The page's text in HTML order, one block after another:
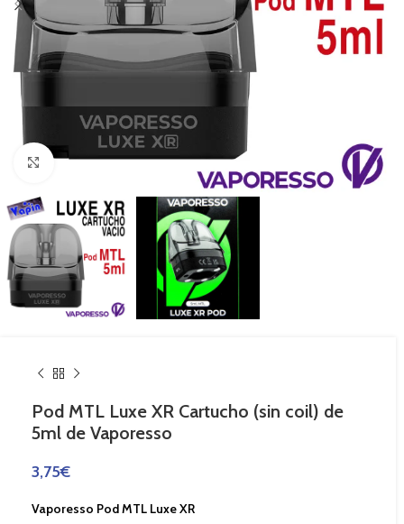
Haga Click para agrandar
Pod MTL Luxe XR Cartucho (sin coil) de
5ml de Vaporesso
3,75€
Vaporesso Pod MTL Luxe XR